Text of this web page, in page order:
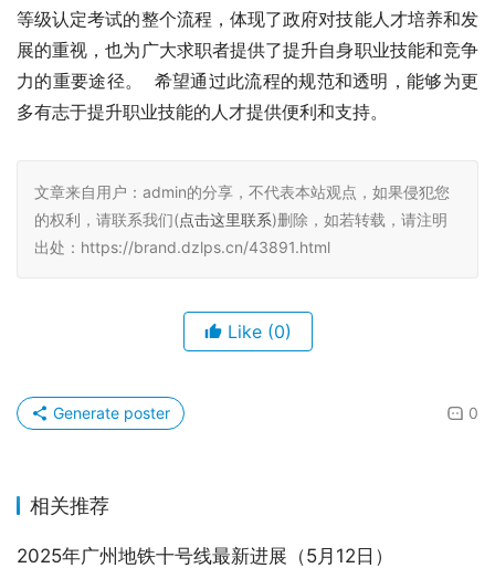
等级认定考试的整个流程，体现了政府对技能人才培养和发
展的重视，也为广大求职者提供了提升自身职业技能和竞争
力的重要途径。  希望通过此流程的规范和透明，能够为更
多有志于提升职业技能的人才提供便利和支持。
文章来自用户：admin的分享，不代表本站观点，如果侵犯您
的权利，请联系我们(点击这里联系)删除，如若转载，请注明
出处：https://brand.dzlps.cn/43891.html
Like (0)
0
Generate poster
相关推荐
2025年广州地铁十号线最新进展（5月12日）